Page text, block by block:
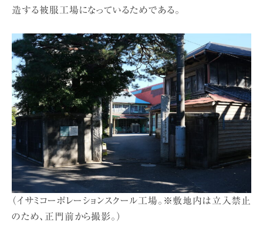
造する被服工場になっているためである。
（イサミコーポレーションスクール工場。※敷地内は立入禁止
のため、正門前から撮影。）